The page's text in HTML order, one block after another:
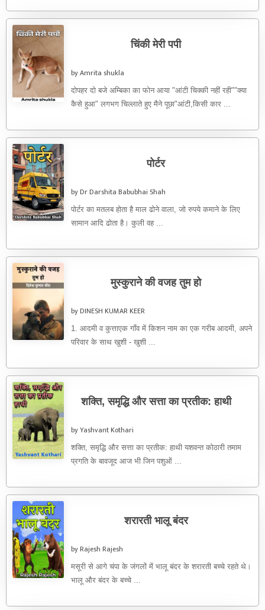
चिंकी मेरी पपी
by Amrita shukla
दोपहर दो बजे अम्बिका का फोन आया "आंटी चिक्की नहीं रही""क्या
कैसे हुआ" लगभग चिल्लाते हुए मैने पूछा"आंटी,किसी कार ...
पोर्टर
by Dr Darshita Babubhai Shah
पोर्टर का मतलब होता है माल ढोने वाला, जो रुपये कमाने के लिए
सामान आदि ढोता है। कुली वह ...
मुस्कुराने की वजह तुम हो
by DINESH KUMAR KEER
1. आदमी व कुत्ताएक गाँव में किशन नाम का एक गरीब आदमी, अपने
परिवार के साथ खुशी - खुशी ...
शक्ति, समृद्धि और सत्ता का प्रतीक: हाथी
by Yashvant Kothari
शक्ति, समृद्धि और सत्ता का प्रतीक: हाथी यशवन्त कोठारी तमाम
प्रगति के बावजूद आज भी जिन पशुओं ...
शरारती भालू बंदर
by Rajesh Rajesh
मसूरी से आगे चंपा के जंगलों में भालू बंदर के शरारती बच्चे रहते थे।
भालू और बंदर के बच्चे ...